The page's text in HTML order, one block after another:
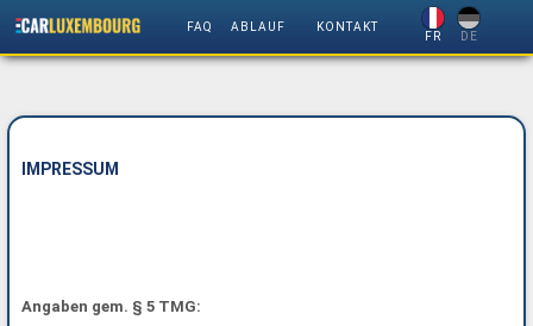
FAQ ABLAUF KONTAKT
FR DE
IMPRESSUM
Angaben gem. § 5 TMG: